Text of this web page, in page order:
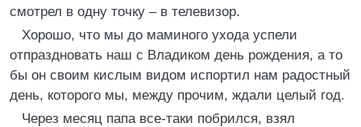
смотрел в одну точку – в телевизор.
Хорошо, что мы до маминого ухода успели
отпраздновать наш с Владиком день рождения, а то
бы он своим кислым видом испортил нам радостный
день, которого мы, между прочим, ждали целый год.
Через месяц папа все-таки побрился, взял